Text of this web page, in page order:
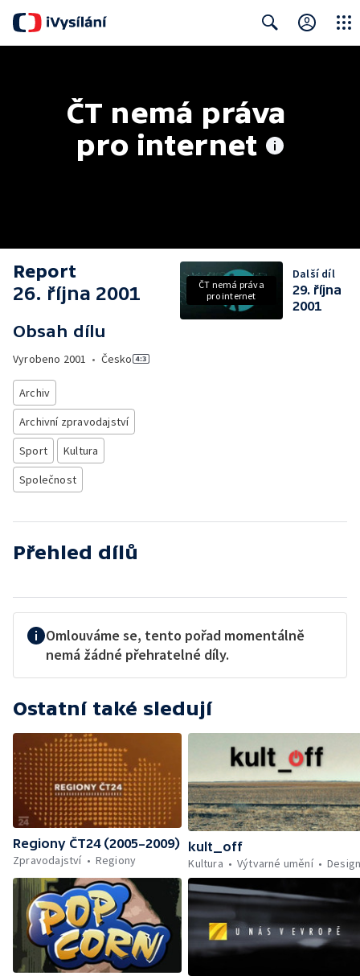
ČT nemá práva
pro internet
Report
26. října 2001
Obsah dílu
Vyrobeno 2001 • Česko
Archiv
Archivní zpravodajství
Sport
Kultura
Společnost
ČT nemá práva
pro internet
Další díl
29. října
2001
Přehled dílů
Omlouváme se, tento pořad momentálně
nemá žádné přehratelné díly.
Ostatní také sledují
Regiony ČT24 (2005–2009)
Zpravodajství
Regiony
kult_off
Kultura
Výtvarné umění